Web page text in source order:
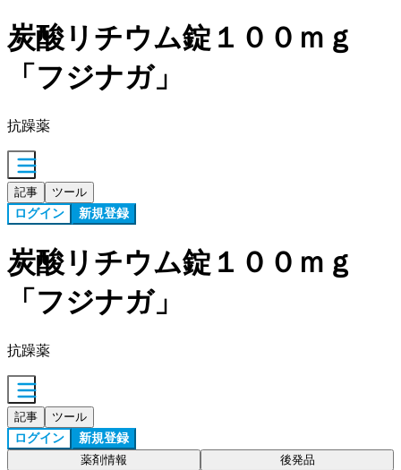
炭酸リチウム錠１００ｍｇ
「フジナガ」
抗躁薬
記事 ツール
ログイン 新規登録
炭酸リチウム錠１００ｍｇ
「フジナガ」
抗躁薬
記事 ツール
ログイン 新規登録
薬剤情報 後発品